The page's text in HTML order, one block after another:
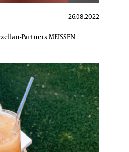
26.08.2022
Partners MEISSEN